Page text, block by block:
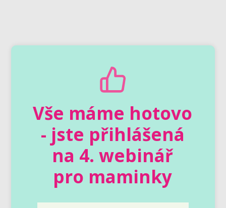
Vše máme hotovo
- jste přihlášená
na 4. webinář
pro maminky